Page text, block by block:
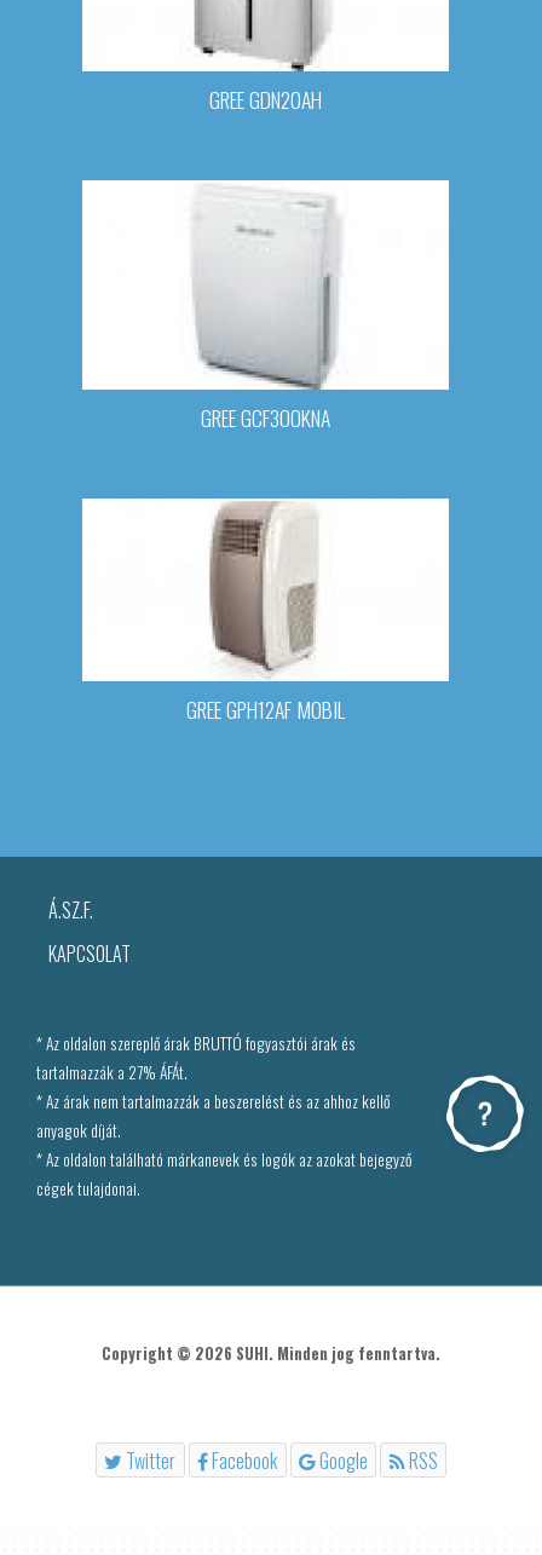
GREE GDN20AH
GREE GCF300KNA
GREE GPH12AF MOBIL
Á.SZ.F.
KAPCSOLAT
* Az oldalon szereplő árak BRUTTÓ fogyasztói árak és
tartalmazzák a 27% ÁFÁt.
* Az árak nem tartalmazzák a beszerelést és az ahhoz kellő
anyagok díját.
* Az oldalon található márkanevek és logók az azokat bejegyző
cégek tulajdonai.
Copyright © 2026 SUHI. Minden jog fenntartva.
Twitter Facebook Google RSS